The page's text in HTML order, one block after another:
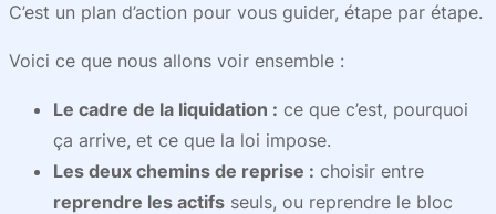
C’est un plan d’action pour vous guider, étape par étape.
Voici ce que nous allons voir ensemble :
Le cadre de la liquidation : ce que c’est, pourquoi
ça arrive, et ce que la loi impose.
Les deux chemins de reprise : choisir entre
reprendre les actifs seuls, ou reprendre le bloc